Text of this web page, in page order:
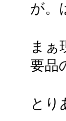
が。
まぁ
要品
とり